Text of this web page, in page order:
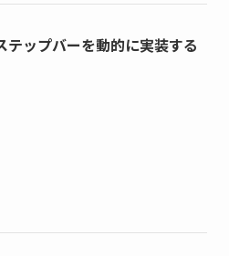
ップバーを動的に実装する